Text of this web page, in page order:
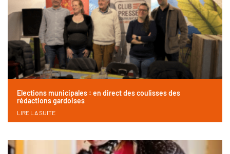
Elections municipales : en direct des coulisses des
rédactions gardoises
LIRE LA SUITE